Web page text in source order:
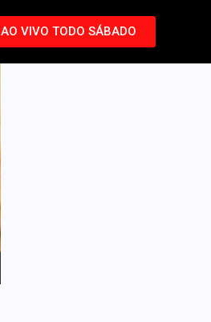
AO VIVO TODO SÁBADO